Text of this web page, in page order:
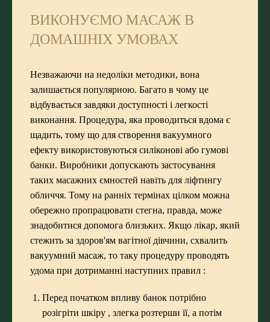
ВИКОНУЄМО МАСАЖ В
ДОМАШНІХ УМОВАХ
Незважаючи на недоліки методики, вона
залишається популярною. Багато в чому це
відбувається завдяки доступності і легкості
виконання. Процедура, яка проводиться вдома є
щадить, тому що для створення вакуумного
ефекту використовуються силіконові або гумові
банки. Виробники допускають застосування
таких масажних ємностей навіть для ліфтингу
обличчя. Тому на ранніх термінах цілком можна
обережно пропрацювати стегна, правда, може
знадобитися допомога близьких. Якщо лікар, який
стежить за здоров'ям вагітної дівчини, схвалить
вакуумний масаж, то таку процедуру проводять
удома при дотриманні наступних правил :
Перед початком впливу банок потрібно
розігріти шкіру , злегка розтерши її, а потім